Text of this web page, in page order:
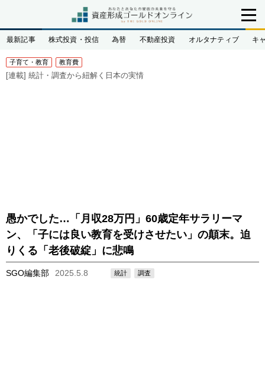
最新記事 株式投資・投信 為替 不動産投資 オルタナティブ キ
子育て・教育 教育費
[連載] 統計・調査から紐解く日本の実情
愚かでした…「月収28万円」60歳定年サラリーマ
ン、「子には良い教育を受けさせたい」の顛末。迫
りくる「老後破綻」に悲鳴
SGO編集部 2025.5.8 統計 調査